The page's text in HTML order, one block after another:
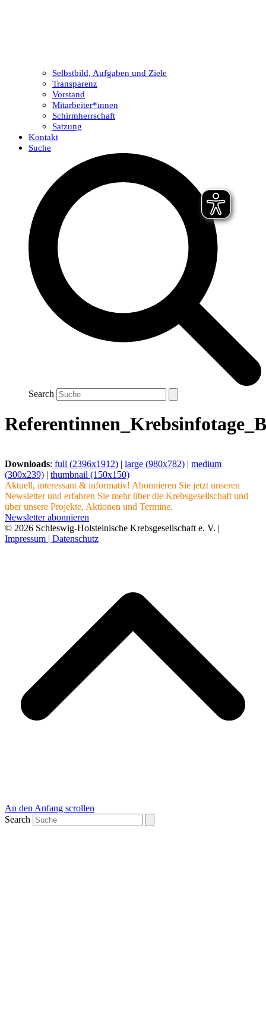
Selbstbild, Aufgaben und Ziele
Transparenz
Vorstand
Mitarbeiter*innen
Schirmherrschaft
Satzung
Kontakt
Suche
Search
Downloads: full (2396x1912) | large (980x782) | medium
(300x239) | thumbnail (150x150)
Aktuell, interessant & informativ! Abonnieren Sie jetzt unseren
Newsletter und erfahren Sie mehr über die Krebsgesellschaft und
über unsere Projekte, Aktionen und Termine.
Newsletter abonnieren
© 2026 Schleswig-Holsteinische Krebsgesellschaft e. V. |
Impressum | Datenschutz
An den Anfang scrollen
Search